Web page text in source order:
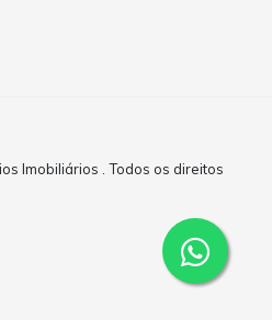
Imobiliários . Todos os direitos